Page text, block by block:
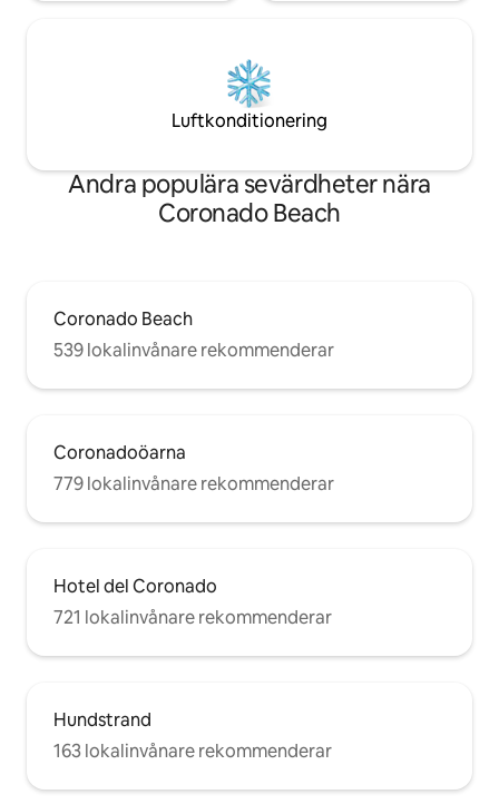
Luftkonditionering
Andra populära sevärdheter nära
Coronado Beach
Coronado Beach
539 lokalinvånare rekommenderar
Coronadoöarna
779 lokalinvånare rekommenderar
Hotel del Coronado
721 lokalinvånare rekommenderar
Hundstrand
163 lokalinvånare rekommenderar